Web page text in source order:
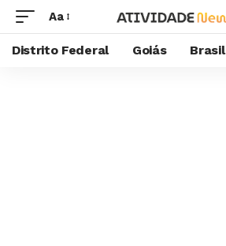
Aa
Distrito Federal Goiás Brasil